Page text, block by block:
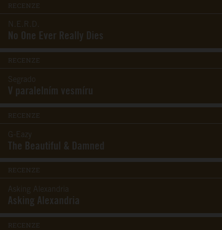
RECENZE
N.E.R.D.
No One Ever Really Dies
RECENZE
Segrado
V paralelním vesmíru
RECENZE
G-Eazy
The Beautiful & Damned
RECENZE
Asking Alexandria
Asking Alexandria
RECENZE